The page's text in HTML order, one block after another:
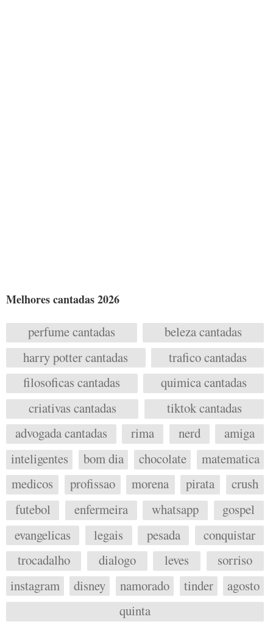
Melhores cantadas 2026
perfume cantadas
beleza cantadas
harry potter cantadas
trafico cantadas
filosoficas cantadas
quimica cantadas
criativas cantadas
tiktok cantadas
advogada cantadas
rima nerd
amiga
inteligentes
bom dia chocolate
matematica
medicos
profissao morena pirata
crush
futebol
enfermeira whatsapp
gospel
evangelicas
legais pesada
conquistar
trocadalho
dialogo leves
sorriso
instagram
disney namorado tinder
agosto
quinta